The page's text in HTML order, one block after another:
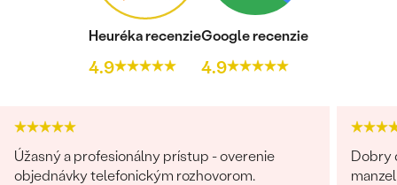
OBJAVIŤ
Heuréka recenzie
4.9
Google recenzie
4.9
Úžasný a profesionálny prístup - overenie
objednávky telefonickým rozhovorom.
Dobry